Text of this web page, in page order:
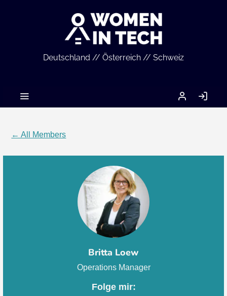
Deutschland // Österreich // Schweiz
MEIN
ACCOUNT
IN
← All Members
Britta Loew
Operations Manager
Folge mir: